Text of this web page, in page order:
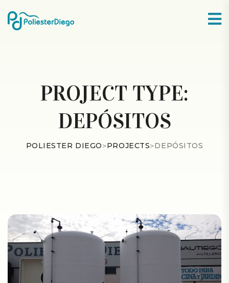
PROJECT TYPE:
DEPÓSITOS
POLIESTER DIEGO>PROJECTS>DEPÓSITOS